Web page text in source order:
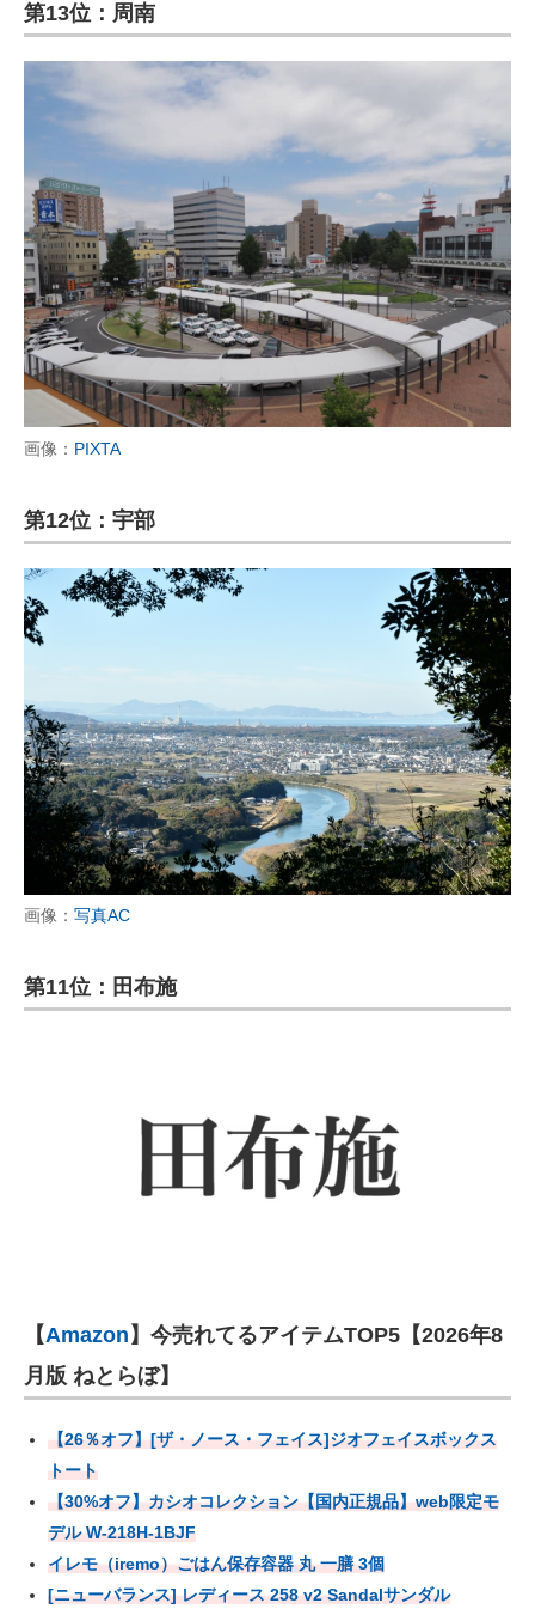
第13位：周南
画像： PIXTA
第12位：宇部
画像： 写真AC
第11位：田布施
【Amazon 】今売れてるアイテムTOP5【2026年8
月版 ねとらぼ】
【26％オフ】[ザ・ノース・フェイス]ジオフェイスボックス
トート
【30%オフ】カシオコレクション【国内正規品】web限定モ
デル W-218H-1BJF
イレモ（iremo）ごはん保存容器 丸 一膳 3個
[ニューバランス] レディース 258 v2 Sandalサンダル